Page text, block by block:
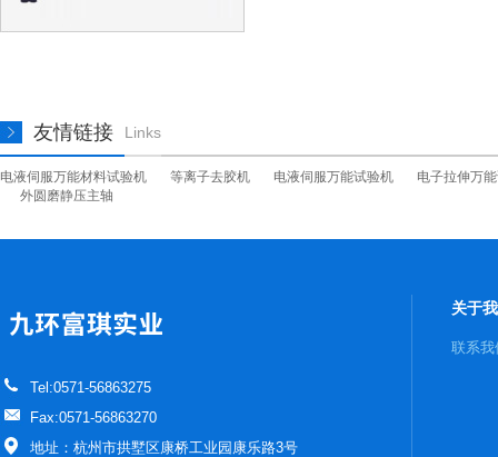
友情链接 Links
电液伺服万能材料试验机 等离子去胶机 电液伺服万能试验机
电子拉伸万
外圆磨静压主轴
Tel:0571-56863275
Fax:0571-56863270
地址：杭州市拱墅区康桥工业园康乐路3号
关于
联系我